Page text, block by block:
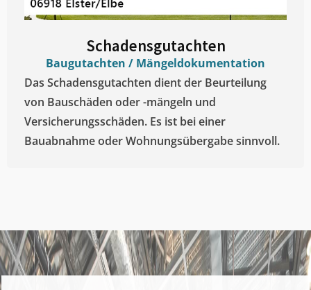
Schadensgutachten
Baugutachten / Mängeldokumentation
Das Schadensgutachten dient der Beurteilung
von Bauschäden oder -mängeln und
Versicherungsschäden. Es ist bei einer
Bauabnahme oder Wohnungsübergabe sinnvoll.